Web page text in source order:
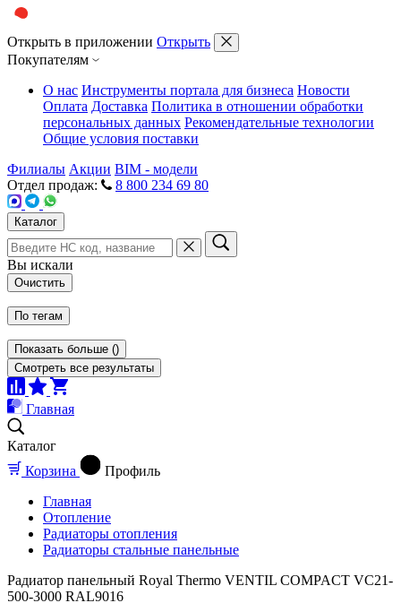
Открыть в приложении Открыть
Покупателям
О нас Инструменты портала для бизнеса Новости
Оплата Доставка Политика в отношении обработки
персональных данных Рекомендательные технологии
Общие условия поставки
Филиалы Акции BIM - модели
Отдел продаж:
8 800 234 69 80
Каталог
Вы искали
Очистить
По тегам
Показать больше ()
Смотреть все результаты
Главная
Каталог
Корзина
Профиль
Главная
Отопление
Радиаторы отопления
Радиаторы стальные панельные
Радиатор панельный Royal Thermo VENTIL COMPACT VC21-
500-3000 RAL9016